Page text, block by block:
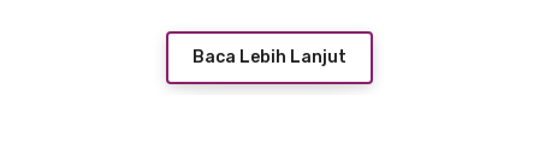
Baca Lebih Lanjut